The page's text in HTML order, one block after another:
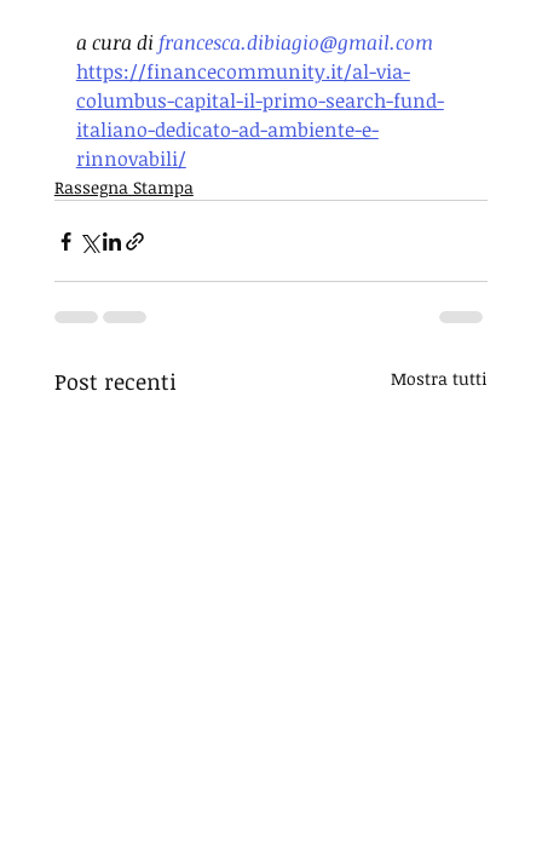
a cura di francesca.dibiagio@gmail.com
https://financecommunity.it/al-via-
columbus-capital-il-primo-search-fund-
italiano-dedicato-ad-ambiente-e-
rinnovabili/
Rassegna Stampa
Post recenti Mostra tutti